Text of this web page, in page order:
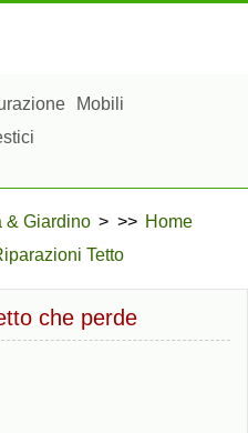
Mobili
& Giardino > >> Home
Tetto
che perde